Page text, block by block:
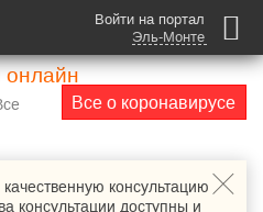
Войти на портал
Эль-Монте
онлайн
Все о коронавирусе
консультацию
консультации доступны и